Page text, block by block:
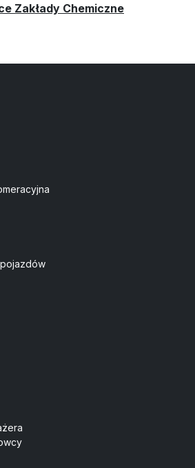
Zakłady Chemiczne(przystanek